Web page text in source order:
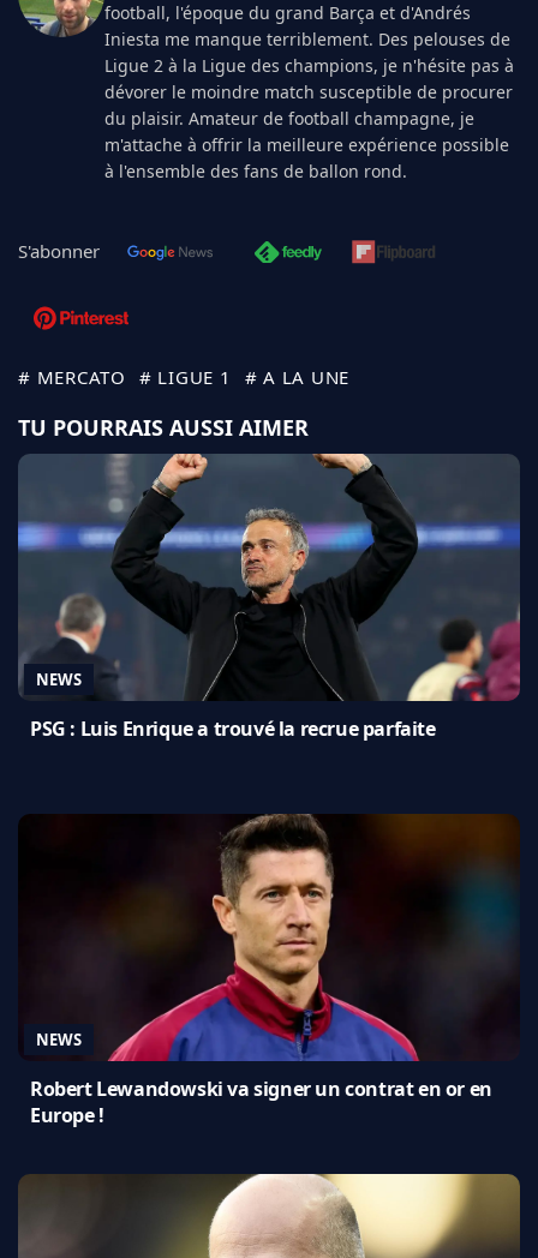
football, l'époque du grand Barça et d'Andrés
Iniesta me manque terriblement. Des pelouses de
Ligue 2 à la Ligue des champions, je n'hésite pas à
dévorer le moindre match susceptible de procurer
du plaisir. Amateur de football champagne, je
m'attache à offrir la meilleure expérience possible
à l'ensemble des fans de ballon rond.
S'abonner
# MERCATO # LIGUE 1 # A LA UNE
TU POURRAIS AUSSI AIMER
NEWS
PSG : Luis Enrique a trouvé la recrue parfaite
NEWS
Robert Lewandowski va signer un contrat en or en
Europe !